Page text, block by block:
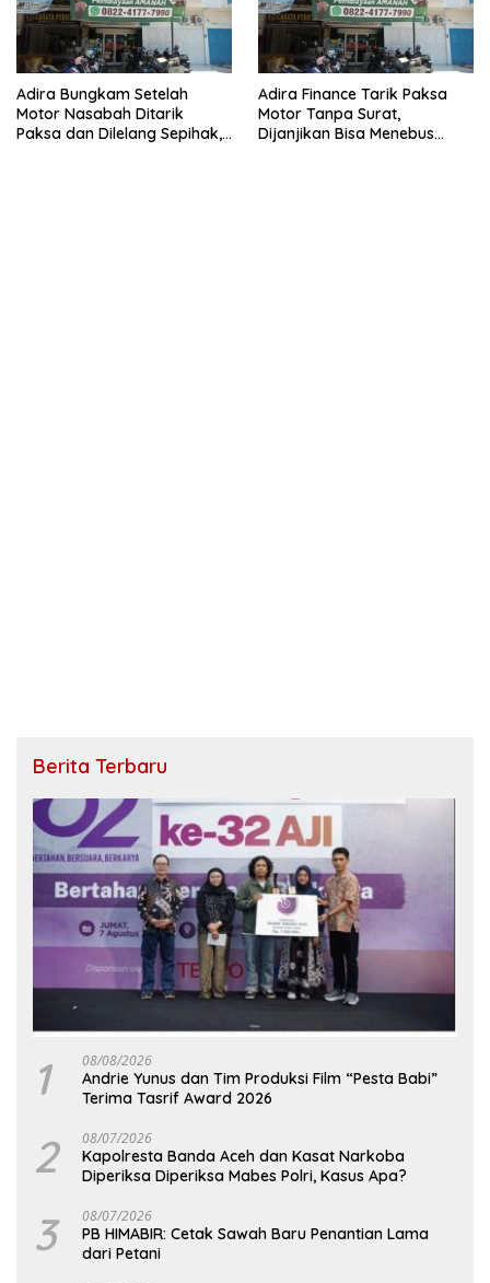
Adira Bungkam Setelah
Motor Nasabah Ditarik
Paksa dan Dilelang Sepihak,
Adira Finance Tarik Paksa
Motor Tanpa Surat,
Dijanjikan Bisa Menebus
Berita Terbaru
1 08/08/2026
Andrie Yunus dan Tim Produksi Film “Pesta Babi”
Terima Tasrif Award 2026
2 08/07/2026
Kapolresta Banda Aceh dan Kasat Narkoba
Diperiksa Diperiksa Mabes Polri, Kasus Apa?
3 08/07/2026
PB HIMABIR: Cetak Sawah Baru Penantian Lama
dari Petani